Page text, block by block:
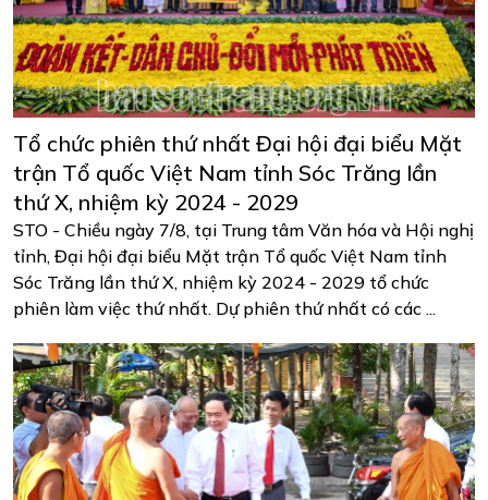
Tổ chức phiên thứ nhất Đại hội đại biểu Mặt
trận Tổ quốc Việt Nam tỉnh Sóc Trăng lần
thứ X, nhiệm kỳ 2024 - 2029
STO - Chiều ngày 7/8, tại Trung tâm Văn hóa và Hội nghị
tỉnh, Đại hội đại biểu Mặt trận Tổ quốc Việt Nam tỉnh
Sóc Trăng lần thứ X, nhiệm kỳ 2024 - 2029 tổ chức
phiên làm việc thứ nhất. Dự phiên thứ nhất có các ...